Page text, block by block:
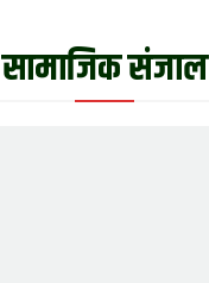
सामाजिक संजाल